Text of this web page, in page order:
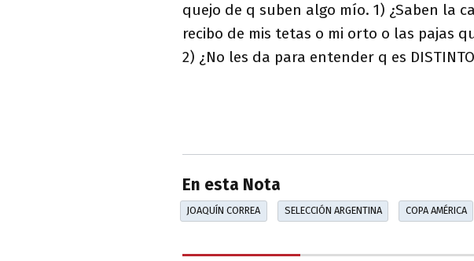
quejo de q suben algo mío. 1) ¿Saben la
recibo de mis tetas o mi orto o las pajas
2) ¿No les da para entender q es
En esta Nota
JOAQUÍN CORREA SELECCIÓN ARGENTINA COPA AMÉRICA